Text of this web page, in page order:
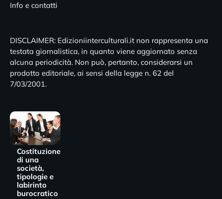
Info e contatti
DISCLAIMER: Edizioniinterculturali.it non rappresenta una
testata giornalistica, in quanto viene aggiornato senza
alcuna periodicità. Non può, pertanto, considerarsi un
prodotto editoriale, ai sensi della legge n. 62 del
7/03/2001.
Costituzione
di una
società,
tipologie e
labirinto
burocratico